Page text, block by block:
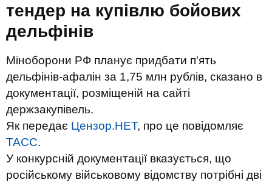
тендер на купівлю бойових
дельфінів
Міноборони РФ планує придбати п'ять
дельфінів-афалін за 1,75 млн рублів, сказано в
документації, розміщеній на сайті
держзакупівель.
Як передає Цензор.НЕТ, про це повідомляє
ТАСС.
У конкурсній документації вказується, що
російському військовому відомству потрібні дві